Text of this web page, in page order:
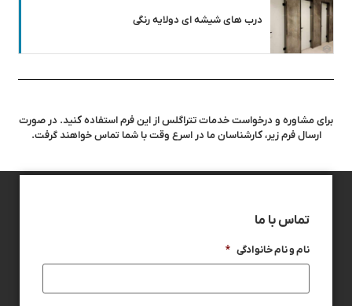
درب های شیشه ای دولایه رنگی
برای مشاوره و درخواست خدمات تتراگلس از این فرم استفاده کنید. در صورت
ارسال فرم زیر، کارشناسان ما در اسرع وقت با شما تماس خواهند گرفت.
تماس با ما
نام و نام خانوادگی *